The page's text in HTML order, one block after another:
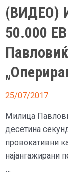
било
друго
(ВИДЕО)
50.000
25/07/2017
Милица
десетина
провокативни
најангажирани
…